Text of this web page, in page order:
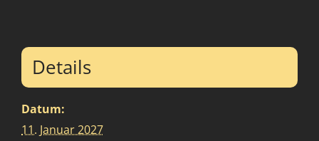
Details
Datum:
11. Januar 2027